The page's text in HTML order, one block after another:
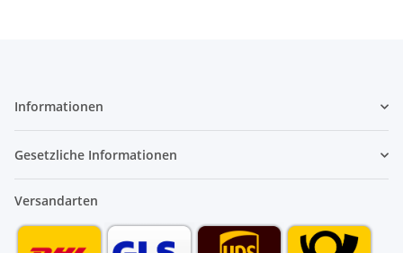
Informationen
Gesetzliche Informationen
Versandarten